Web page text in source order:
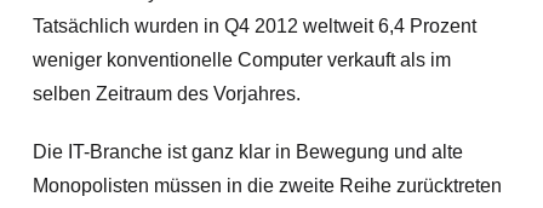
Tatsächlich wurden in Q4 2012 weltweit 6,4 Prozent
weniger konventionelle Computer verkauft als im
selben Zeitraum des Vorjahres.
Die IT-Branche ist ganz klar in Bewegung und alte
Monopolisten müssen in die zweite Reihe zurücktreten